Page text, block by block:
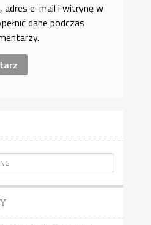
adres e-mail i witrynę w
dane podczas